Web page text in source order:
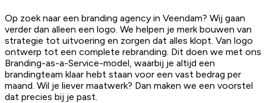
Op zoek naar een branding agency in Veendam? Wij gaan
verder dan alleen een logo. We helpen je merk bouwen van
strategie tot uitvoering en zorgen dat alles klopt. Van logo
ontwerp tot een complete rebranding. Dit doen we met ons
Branding-as-a-Service-model, waarbij je altijd een
brandingteam klaar hebt staan voor een vast bedrag per
maand. Wil je liever maatwerk? Dan maken we een voorstel
dat precies bij je past.